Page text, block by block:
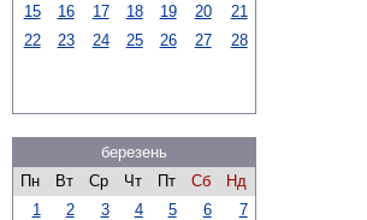
15
16 17 18 19 20
21
22
23 24 25 26 27 28
березень
Пн
Вт Ср Чт Пт Сб
Нд
1
2 3 4 5 6
7